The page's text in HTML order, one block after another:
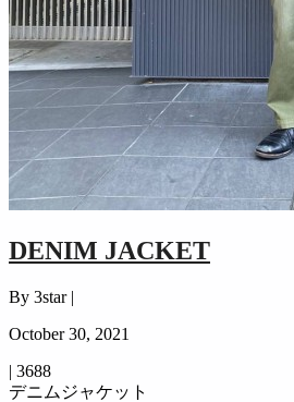
DENIM JACKET
By 3star |
October 30, 2021
| 3688
デニムジャケット